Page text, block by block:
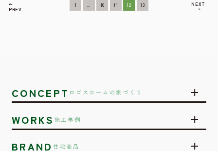
PREV
1 … 10 11 12 13 NEXT
CONCEPT ロゴスホームの家づくり
WORKS 施工事例
BRAND 住宅商品